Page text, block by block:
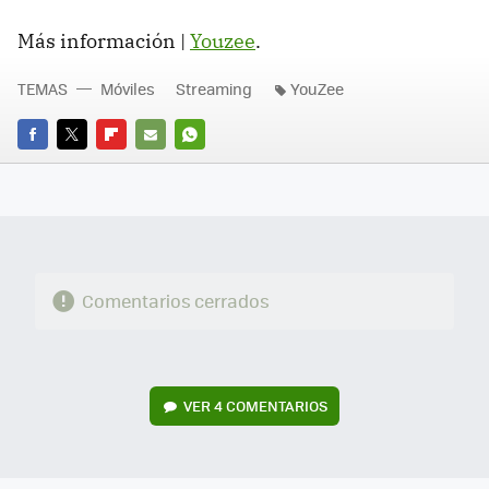
Más información | Youzee.
FACEBOOK
TWITTERFLIPBOARD
E-
WHATSAPP
TEMAS Móviles Streaming YouZee
Comentarios cerrados
VER4 COMENTARIOS